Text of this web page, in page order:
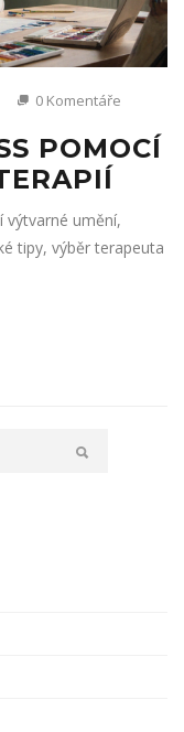
0 Komentáře
POMOCÍ
umění,
tipy, výběr terapeuta